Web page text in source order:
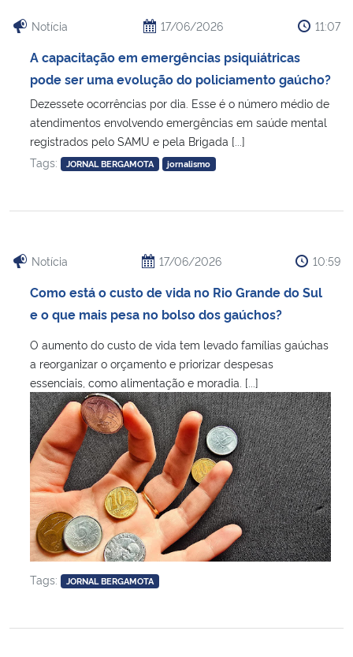
Notícia 17/06/2026 11:07
A capacitação em emergências psiquiátricas
pode ser uma evolução do policiamento gaúcho?
Dezessete ocorrências por dia. Esse é o número médio de
atendimentos envolvendo emergências em saúde mental
registrados pelo SAMU e pela Brigada [...]
Tags:
JORNAL BERGAMOTA jornalismo
Notícia 17/06/2026 10:59
Como está o custo de vida no Rio Grande do Sul
e o que mais pesa no bolso dos gaúchos?
O aumento do custo de vida tem levado famílias gaúchas
a reorganizar o orçamento e priorizar despesas
essenciais, como alimentação e moradia. [...]
Tags: JORNAL BERGAMOTA